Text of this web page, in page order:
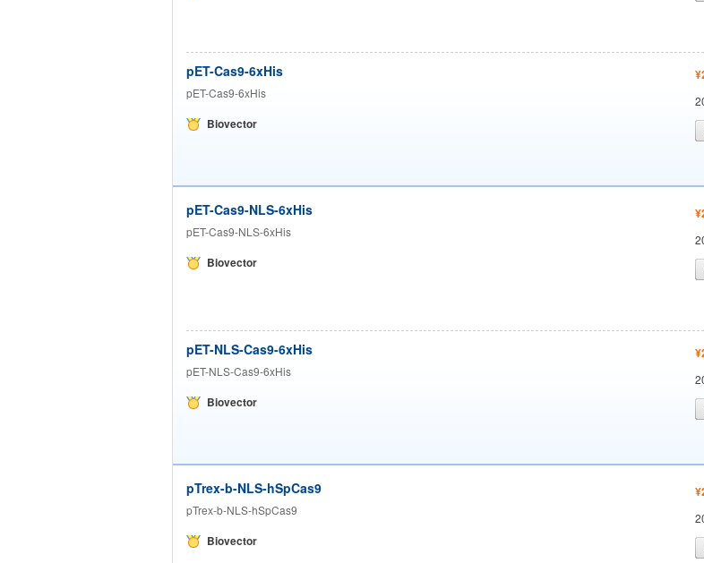
pET-Cas9-6xHis
pET-Cas9-6xHis
Biovector
pET-Cas9-NLS-6xHis
pET-Cas9-NLS-6xHis
Biovector
pET-NLS-Cas9-6xHis
pET-NLS-Cas9-6xHis
Biovector
pTrex-b-NLS-hSpCas9
pTrex-b-NLS-hSpCas9
Biovector